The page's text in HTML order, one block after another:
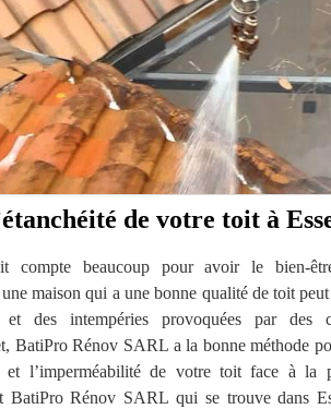
de votre toit à
compte beaucoup pour avoir le bien-
maison qui a une bonne qualité de toit
des intempéries provoquées par des
BatiPro Rénov SARL a la bonne méthode
et l’imperméabilité de votre toit face à la
BatiPro Rénov SARL qui se trouve dans